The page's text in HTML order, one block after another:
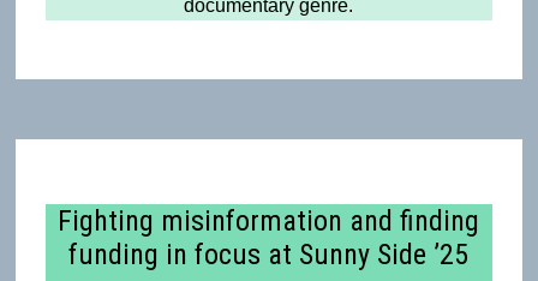
documentary genre.
Fighting misinformation and finding
funding in focus at Sunny Side ’25